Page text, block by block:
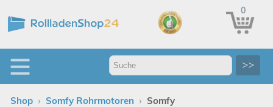
0
>>
Shop › Somfy Rohrmotoren › Somfy